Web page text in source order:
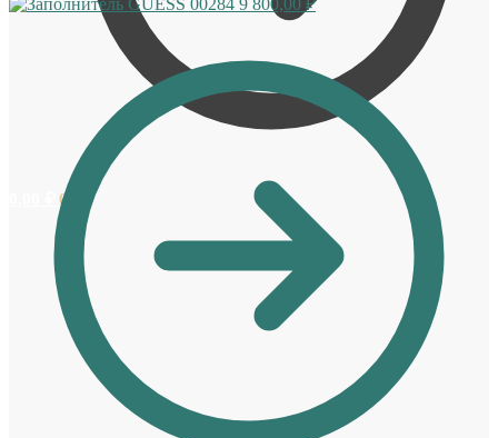
0
GUESS 00284 9 800,00 ₽